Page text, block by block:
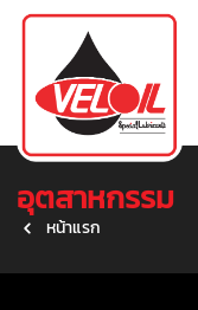
อุตสาหกรรม
หน้าแรก